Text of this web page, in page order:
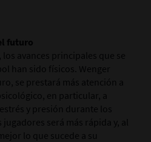
futuro
avances principales que se
han sido físicos. Wenger
se prestará más atención a
en particular, a
y presión durante los
será más rápida y, al
lo que sucede a su